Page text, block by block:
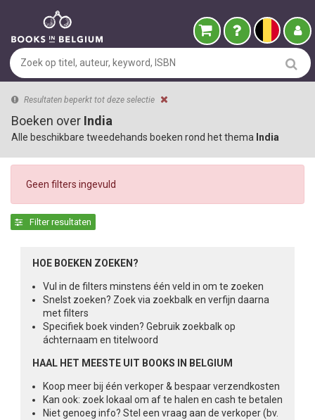
Resultaten beperkt tot deze selectie
Boeken over India
Alle beschikbare tweedehands boeken rond het thema India
Geen filters ingevuld
Filter resultaten
HOE BOEKEN ZOEKEN?
Vul in de filters minstens één veld in om te zoeken
Snelst zoeken? Zoek via zoekbalk en verfijn daarna
met filters
Specifiek boek vinden? Gebruik zoekbalk op
áchternaam en titelwoord
HAAL HET MEESTE UIT BOOKS IN BELGIUM
Koop meer bij één verkoper & bespaar verzendkosten
Kan ook: zoek lokaal om af te halen en cash te betalen
Niet genoeg info? Stel een vraag aan de verkoper (bv.